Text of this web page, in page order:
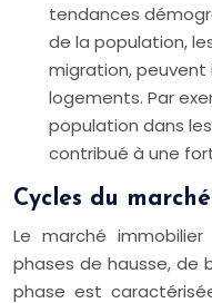
tendances
de la population,
migration,
logements. Par
population dans
contribué à une
Cycles du
Le marché
phases de hausse, de
phase est